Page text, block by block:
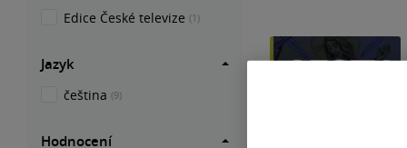
Edice České televize (1)
Jazyk
čeština (9)
Hodnocení